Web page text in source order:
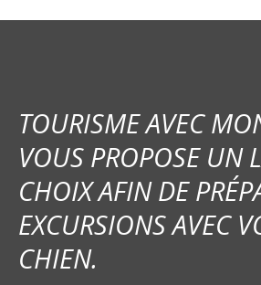
TOURISME AVEC
VOUS PROPOSE UN
CHOIX AFIN DE
EXCURSIONS AVEC
CHIEN.